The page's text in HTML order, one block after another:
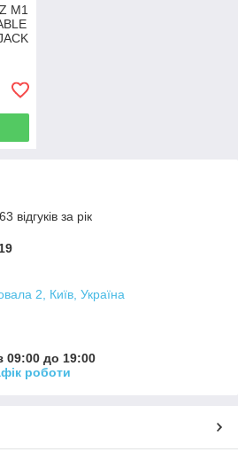
M1
відгуків за рік
2, Київ, Україна
09:00 до 19:00
роботи